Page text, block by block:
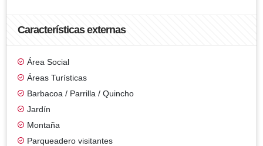
Características externas
Área Social
Áreas Turísticas
Barbacoa / Parrilla / Quincho
Jardín
Montaña
Parqueadero visitantes